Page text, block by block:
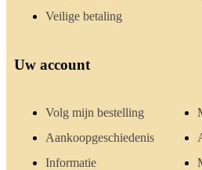
Veilige betaling
Uw account
Volg mijn bestelling
Aankoopgeschiedenis
Informatie